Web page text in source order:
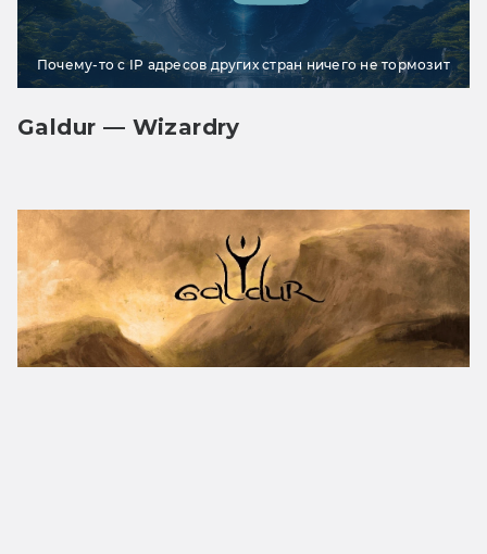
Почему-то с IP адресов других стран ничего не тормозит
Galdur — Wizardry